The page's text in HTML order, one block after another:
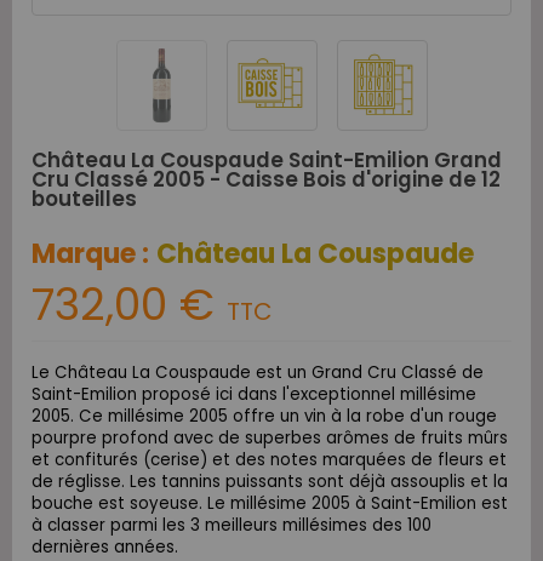
Château La Couspaude Saint-Emilion Grand
Cru Classé 2005 - Caisse Bois d'origine de 12
bouteilles
Marque : Château La Couspaude
732,00 € TTC
Le Château La Couspaude est un Grand Cru Classé de
Saint-Emilion proposé ici dans l'exceptionnel millésime
2005. Ce millésime 2005 offre un vin à la robe d'un rouge
pourpre profond avec de superbes arômes de fruits mûrs
et confiturés (cerise) et des notes marquées de fleurs et
de réglisse. Les tannins puissants sont déjà assouplis et la
bouche est soyeuse. Le millésime 2005 à Saint-Emilion est
à classer parmi les 3 meilleurs millésimes des 100
dernières années.